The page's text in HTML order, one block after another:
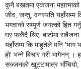
कुनै बखतमा एकजना
जीव, जन्तु, वनस्पति यहाँसम्म
भगवान्ले सम्पूर्ण जगत्को हित
घर फर्कँदै थिए, बाटोमा सबैजना
यहाँसम्म कि माहुतेले पनि 'भाग
हो' भन्ने बिचार गरी भागेनन् ।
सज्जनको खुट्टामात्र